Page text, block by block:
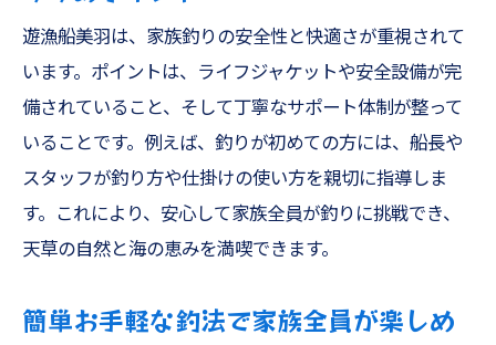
遊漁船美羽は、家族釣りの安全性と快適さが重視されて
います。ポイントは、ライフジャケットや安全設備が完
備されていること、そして丁寧なサポート体制が整って
いることです。例えば、釣りが初めての方には、船長や
スタッフが釣り方や仕掛けの使い方を親切に指導しま
す。これにより、安心して家族全員が釣りに挑戦でき、
天草の自然と海の恵みを満喫できます。
簡単お手軽な釣法で家族全員が楽しめ